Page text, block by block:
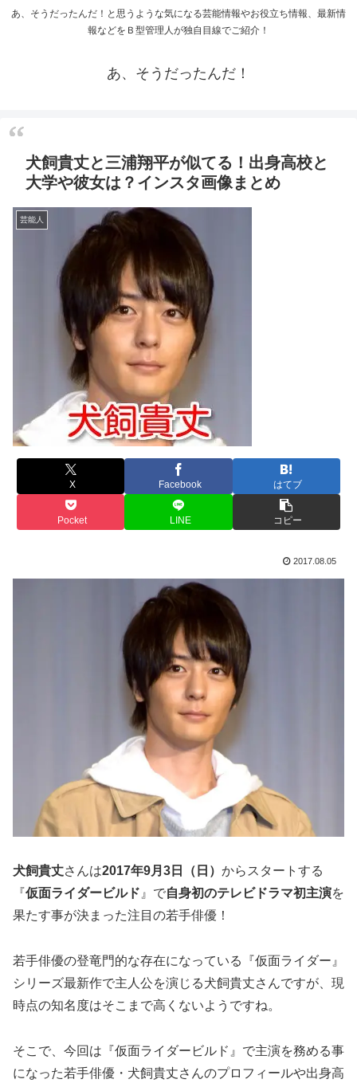
あ、そうだったんだ！と思うような気になる芸能情報やお役立ち情報、最新情
報などをＢ型管理人が独自目線でご紹介！
あ、そうだったんだ！
犬飼貴丈と三浦翔平が似てる！出身高校と
大学や彼女は？インスタ画像まとめ
芸能人
X Facebook はてブ
Pocket LINE コピー
2017.08.05
犬飼貴丈さんは2017年9月3日（日） からスタートする
『仮面ライダービルド 』で自身初のテレビドラマ初主演を
果たす事が決まった注目の若手俳優！
若手俳優の登竜門的な存在になっている『仮面ライダー』
シリーズ最新作で主人公を演じる犬飼貴丈さんですが、現
時点の知名度はそこまで高くないようですね。
そこで、今回は『仮面ライダービルド』で主演を務める事
になった若手俳優・犬飼貴丈さんのプロフィールや出身高